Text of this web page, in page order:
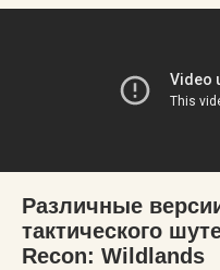
Различные
тактического
Recon: Wildlands